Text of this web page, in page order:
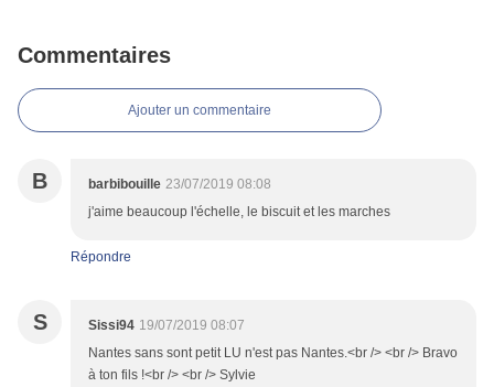
Commentaires
Ajouter un commentaire
B barbibouille 23/07/2019 08:08
j'aime beaucoup l'échelle, le biscuit et les marches
Répondre
S Sissi94 19/07/2019 08:07
Nantes sans sont petit LU n'est pas Nantes.<br /> <br /> Bravo
à ton fils !<br /> <br /> Sylvie